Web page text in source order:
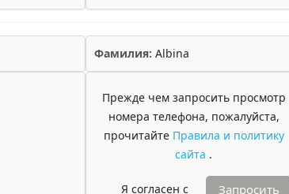
Фамилия: Albina
Прежде чем запросить просмотр
номера телефона, пожалуйста,
прочитайте Правила и политику
сайта .
Я согласен с Запросить